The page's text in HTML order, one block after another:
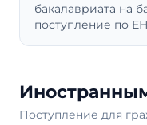
бакалавриата на
поступление по
Поступление для